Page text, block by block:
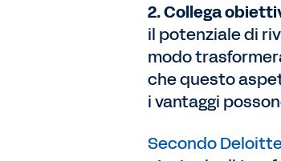
2. Collega
il potenziale di
modo
che questo
i vantaggi
Secondo